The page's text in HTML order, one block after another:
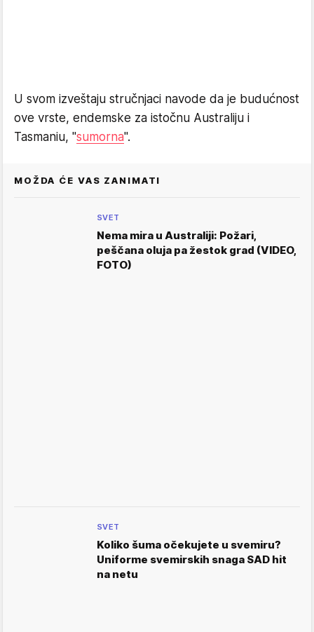
U svom izveštaju stručnjaci navode da je budućnost
ove vrste, endemske za istočnu Australiju i
Tasmaniu, "sumorna".
MOŽDA ĆE VAS ZANIMATI
SVET
Nema mira u Australiji: Požari,
peščana oluja pa žestok grad (VIDEO,
FOTO)
SVET
Koliko šuma očekujete u svemiru?
Uniforme svemirskih snaga SAD hit
na netu